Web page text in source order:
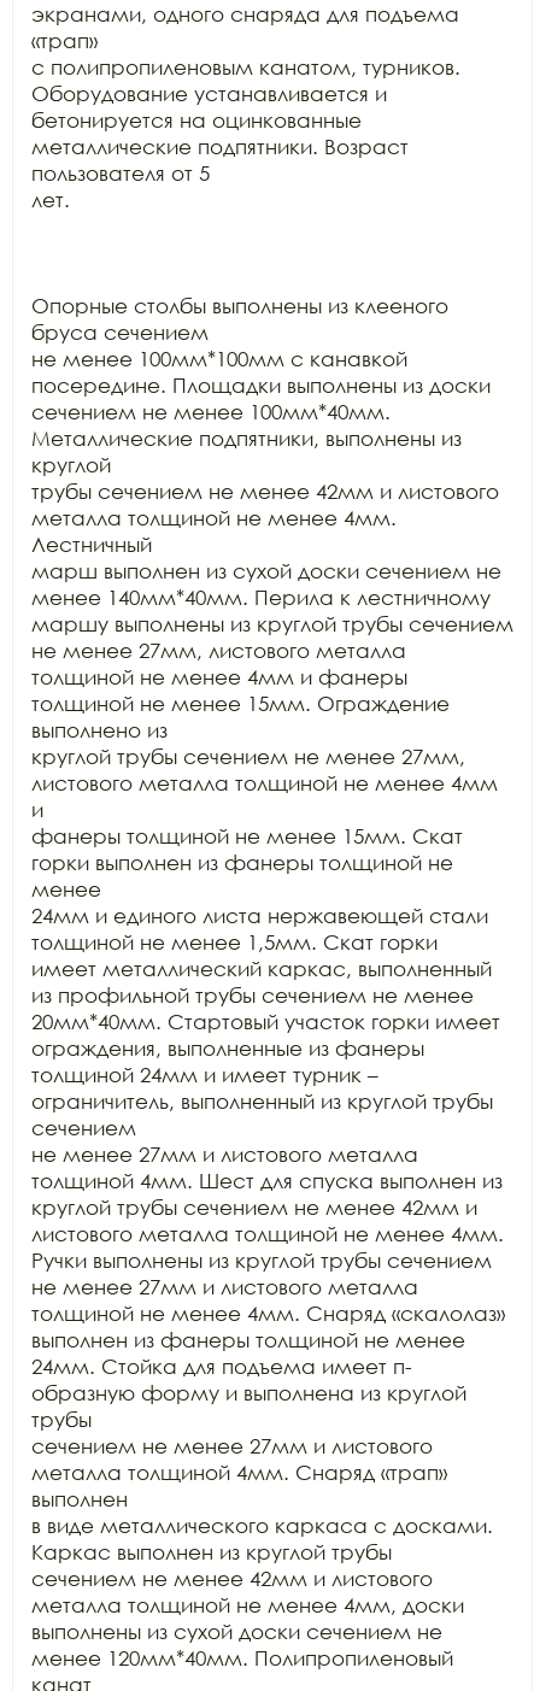
экранами, одного снаряда для подъема
«трап»
с полипропиленовым канатом, турников.
Оборудование устанавливается и
бетонируется на оцинкованные
металлические подпятники. Возраст
пользователя от 5
лет.
Опорные столбы выполнены из клееного
бруса сечением
не менее 100мм*100мм с канавкой
посередине. Площадки выполнены из доски
сечением не менее 100мм*40мм.
Металлические подпятники, выполнены из
круглой
трубы сечением не менее 42мм и листового
металла толщиной не менее 4мм.
Лестничный
марш выполнен из сухой доски сечением не
менее 140мм*40мм. Перила к лестничному
маршу выполнены из круглой трубы сечением
не менее 27мм, листового металла
толщиной не менее 4мм и фанеры
толщиной не менее 15мм. Ограждение
выполнено из
круглой трубы сечением не менее 27мм,
листового металла толщиной не менее 4мм
и
фанеры толщиной не менее 15мм. Скат
горки выполнен из фанеры толщиной не
менее
24мм и единого листа нержавеющей стали
толщиной не менее 1,5мм. Скат горки
имеет металлический каркас, выполненный
из профильной трубы сечением не менее
20мм*40мм. Стартовый участок горки имеет
ограждения, выполненные из фанеры
толщиной 24мм и имеет турник –
ограничитель, выполненный из круглой трубы
сечением
не менее 27мм и листового металла
толщиной 4мм. Шест для спуска выполнен из
круглой трубы сечением не менее 42мм и
листового металла толщиной не менее 4мм.
Ручки выполнены из круглой трубы сечением
не менее 27мм и листового металла
толщиной не менее 4мм. Снаряд «скалолаз»
выполнен из фанеры толщиной не менее
24мм. Стойка для подъема имеет п-
образную форму и выполнена из круглой
трубы
сечением не менее 27мм и листового
металла толщиной 4мм. Снаряд «трап»
выполнен
в виде металлического каркаса с досками.
Каркас выполнен из круглой трубы
сечением не менее 42мм и листового
металла толщиной не менее 4мм, доски
выполнены из сухой доски сечением не
менее 120мм*40мм. Полипропиленовый
канат